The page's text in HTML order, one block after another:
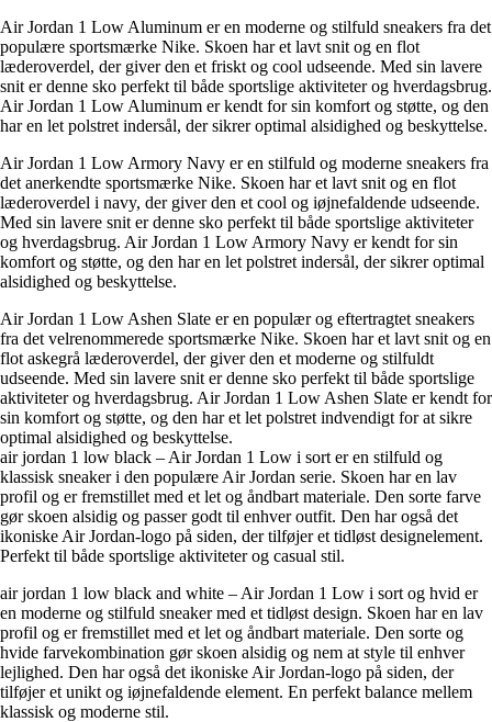
Air Jordan 1 Low Aluminum er en moderne og stilfuld sneakers fra det
populære sportsmærke Nike. Skoen har et lavt snit og en flot
læderoverdel, der giver den et friskt og cool udseende. Med sin lavere
snit er denne sko perfekt til både sportslige aktiviteter og hverdagsbrug.
Air Jordan 1 Low Aluminum er kendt for sin komfort og støtte, og den
har en let polstret indersål, der sikrer optimal alsidighed og beskyttelse.
Air Jordan 1 Low Armory Navy er en stilfuld og moderne sneakers fra
det anerkendte sportsmærke Nike. Skoen har et lavt snit og en flot
læderoverdel i navy, der giver den et cool og iøjnefaldende udseende.
Med sin lavere snit er denne sko perfekt til både sportslige aktiviteter
og hverdagsbrug. Air Jordan 1 Low Armory Navy er kendt for sin
komfort og støtte, og den har en let polstret indersål, der sikrer optimal
alsidighed og beskyttelse.
Air Jordan 1 Low Ashen Slate er en populær og eftertragtet sneakers
fra det velrenommerede sportsmærke Nike. Skoen har et lavt snit og en
flot askegrå læderoverdel, der giver den et moderne og stilfuldt
udseende. Med sin lavere snit er denne sko perfekt til både sportslige
aktiviteter og hverdagsbrug. Air Jordan 1 Low Ashen Slate er kendt for
sin komfort og støtte, og den har et let polstret indvendigt for at sikre
optimal alsidighed og beskyttelse.
air jordan 1 low black – Air Jordan 1 Low i sort er en stilfuld og
klassisk sneaker i den populære Air Jordan serie. Skoen har en lav
profil og er fremstillet med et let og åndbart materiale. Den sorte farve
gør skoen alsidig og passer godt til enhver outfit. Den har også det
ikoniske Air Jordan-logo på siden, der tilføjer et tidløst designelement.
Perfekt til både sportslige aktiviteter og casual stil.
air jordan 1 low black and white – Air Jordan 1 Low i sort og hvid er
en moderne og stilfuld sneaker med et tidløst design. Skoen har en lav
profil og er fremstillet med et let og åndbart materiale. Den sorte og
hvide farvekombination gør skoen alsidig og nem at style til enhver
lejlighed. Den har også det ikoniske Air Jordan-logo på siden, der
tilføjer et unikt og iøjnefaldende element. En perfekt balance mellem
klassisk og moderne stil.